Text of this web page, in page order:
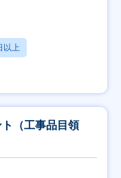
以上
（工事品目領